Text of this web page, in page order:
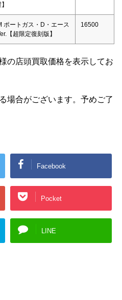
ポートガス・D・エース
【超限定復刻版】
16500
の店頭買取価格を表示してお
場合がございます。予めご了
Facebook
Pocket
LINE